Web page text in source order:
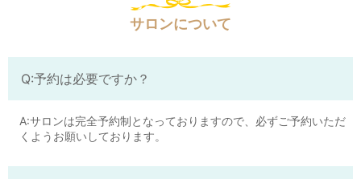
サロンについて
Q:予約は必要ですか？
A:サロンは完全予約制となっておりますので、必ずご予約いただ
くようお願いしております。